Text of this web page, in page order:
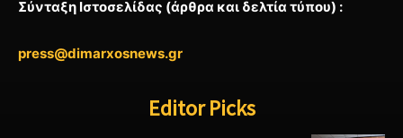
Σύνταξη Ιστοσελίδας (άρθρα και δελτία τύπου) :
press@dimarxosnews.gr
Editor Picks